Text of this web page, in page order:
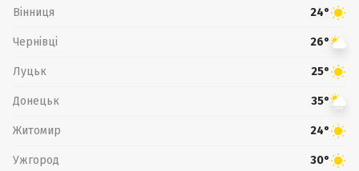
Вінниця 24°
Чернівці 26°
Луцьк 25°
Донецьк 35°
Житомир 24°
Ужгород 30°